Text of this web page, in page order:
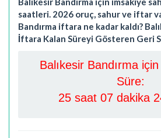
saatleri. 2026 oruç, sahur ve iftar
Bandırma iftara ne kadar kaldı?
İftara Kalan Süreyi Gösteren Geri
Balıkesir Bandırma
Süre:
25 saat 07 dakika